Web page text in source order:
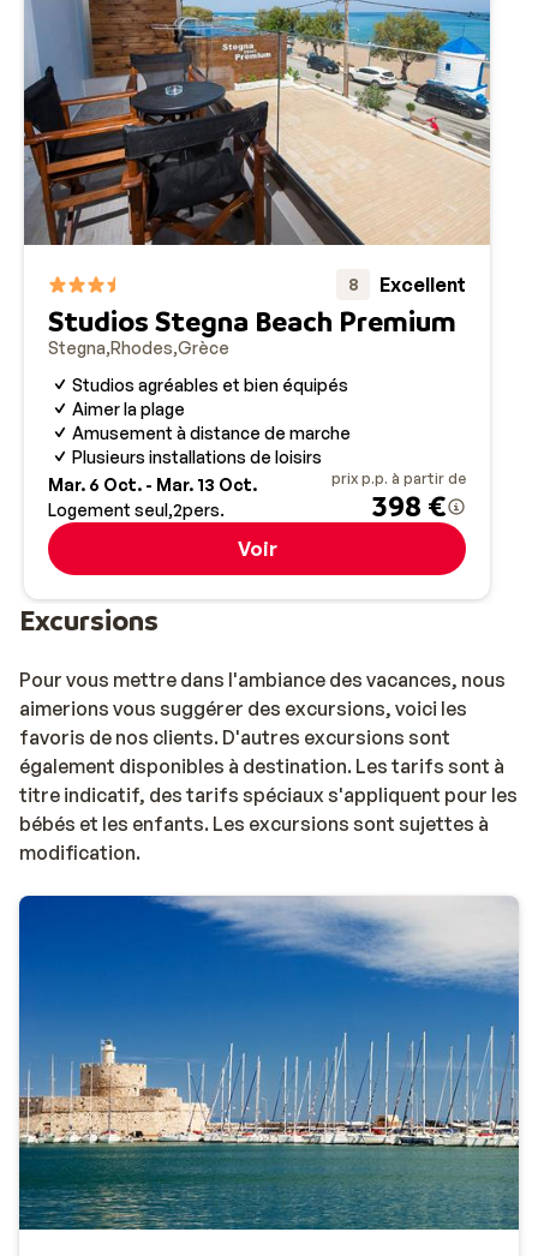
8 Excellent
Studios Stegna Beach Premium
Stegna Rhodes Grèce
Studios agréables et bien équipés
Aimer la plage
Amusement à distance de marche
Plusieurs installations de loisirs
Mar. 6 Oct. - Mar. 13 Oct.
Logement seul 2pers.
prix p.p. à partir de
398 €
Voir
Excursions
Pour vous mettre dans l'ambiance des vacances, nous
aimerions vous suggérer des excursions, voici les
favoris de nos clients. D'autres excursions sont
également disponibles à destination. Les tarifs sont à
titre indicatif, des tarifs spéciaux s'appliquent pour les
bébés et les enfants. Les excursions sont sujettes à
modification.